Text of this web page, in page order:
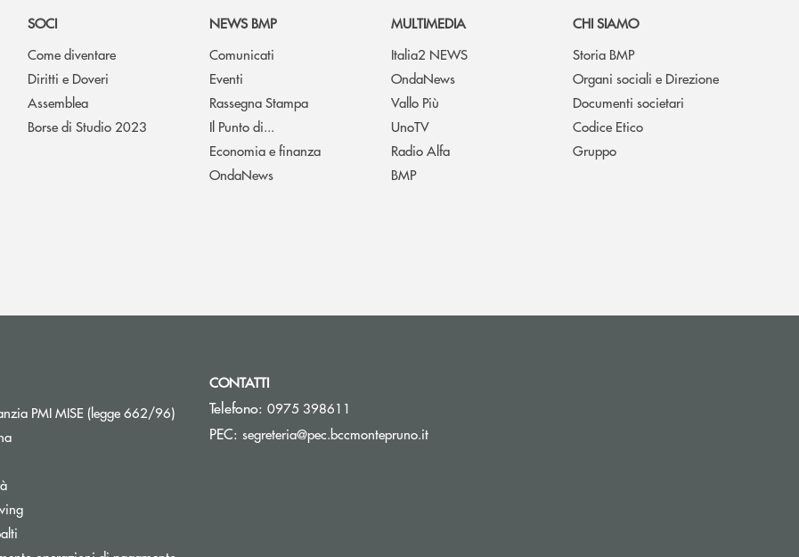
SOCI
Come diventare
Diritti e Doveri
Assemblea
Borse di Studio 2023
NEWS BMP
Comunicati
Eventi
Rassegna Stampa
Il Punto di...
Economia e finanza
OndaNews
MULTIMEDIA
Italia2 NEWS
OndaNews
Vallo Più
UnoTV
Radio Alfa
BMP
CHI SIAMO
Storia BMP
Organi sociali e Direzione
Documenti societari
Codice Etico
Gruppo
PMI MISE (legge 662/96)Apre una nuova finestra
CONTATTI
Telefono: 0975 398611
PEC: segreteria@pec.bccmontepruno.it(si apre l’app di posta elettronica)